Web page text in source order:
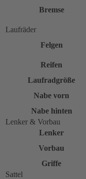
Bremse
Laufräder
Felgen
Reifen
Laufradgröße
Nabe vorn
Nabe hinten
Lenker & Vorbau
Lenker
Vorbau
Griffe
Sattel